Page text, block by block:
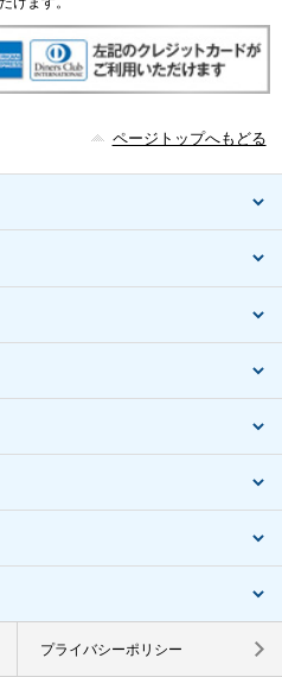
ページトップへもどる
プライバシーポリシー